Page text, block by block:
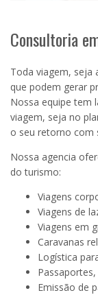
Consultoria
Toda viagem, seja
que podem gerar
Nossa equipe tem
viagem, seja no
o seu retorno com
Nossa agencia
do turismo:
Viagens
Viagens de
Viagens em
Caravanas
Logística
Emissão de